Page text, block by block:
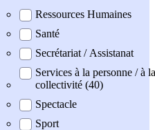
Ressources Humaines
Santé
Secrétariat / Assistanat
Services à la personne / à la
collectivité (40)
Spectacle
Sport